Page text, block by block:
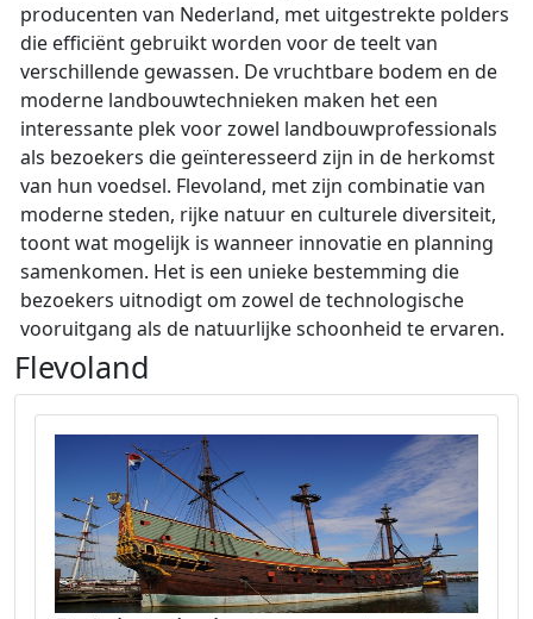
producenten van Nederland, met uitgestrekte polders
die efficiënt gebruikt worden voor de teelt van
verschillende gewassen. De vruchtbare bodem en de
moderne landbouwtechnieken maken het een
interessante plek voor zowel landbouwprofessionals
als bezoekers die geïnteresseerd zijn in de herkomst
van hun voedsel. Flevoland, met zijn combinatie van
moderne steden, rijke natuur en culturele diversiteit,
toont wat mogelijk is wanneer innovatie en planning
samenkomen. Het is een unieke bestemming die
bezoekers uitnodigt om zowel de technologische
vooruitgang als de natuurlijke schoonheid te ervaren.
Flevoland